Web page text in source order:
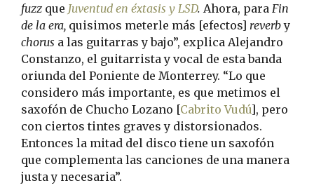
fuzz que Juventud en éxtasis y LSD. Ahora, para Fin
de la era, quisimos meterle más [efectos] reverby
chorus a las guitarras y bajo”, explica Alejandro
Constanzo, el guitarrista y vocal de esta banda
oriunda del Poniente de Monterrey. “Lo que
considero más importante, es que metimos el
saxofón de Chucho Lozano [Cabrito Vudú], pero
con ciertos tintes graves y distorsionados.
Entonces la mitad del disco tiene un saxofón
que complementa las canciones de una manera
justa y necesaria”.